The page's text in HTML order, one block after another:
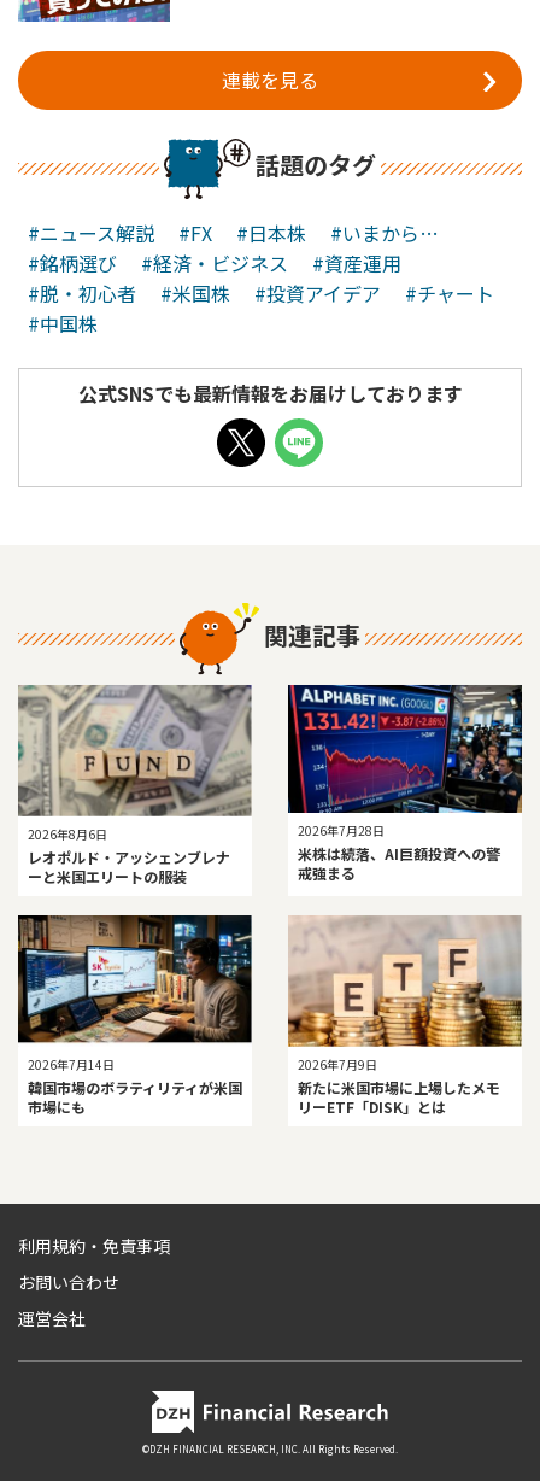
連載を見る
話題のタグ
#ニュース解説 #FX #日本株
#いまから…
#銘柄選び
#経済・ビジネス
#資産運用
#脱・初心者
#米国株 #投資アイデア
#チャート
#中国株
公式SNSでも最新情報をお届けしております
関連記事
2026年8月6日
レオポルド・アッシェンブレナ
ーと米国エリートの服装
2026年7月28日
米株は続落、AI巨額投資への警
戒強まる
2026年7月14日
韓国市場のボラティリティが米国
市場にも
2026年7月9日
新たに米国市場に上場したメモ
リーETF「DISK」とは
利用規約・免責事項
お問い合わせ
運営会社
©DZH FINANCIAL RESEARCH, INC. All Rights Reserved.